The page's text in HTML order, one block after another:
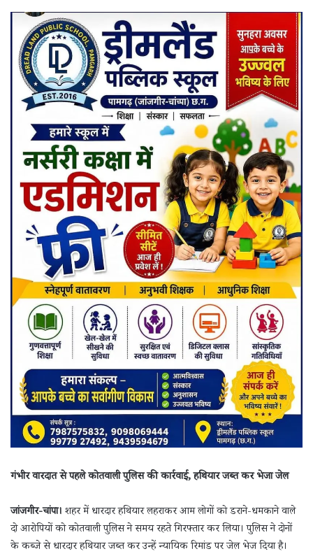
गंभीर वारदात से पहले कोतवाली पुलिस की कार्रवाई, हथियार जब्त कर भेजा जेल
जांजगीर-चांपा। शहर में धारदार हथियार लहराकर आम लोगों को डराने-धमकाने वाले
दो आरोपियों को कोतवाली पुलिस ने समय रहते गिरफ्तार कर लिया। पुलिस ने दोनों
के कब्जे से धारदार हथियार जब्त कर उन्हें न्यायिक रिमांड पर जेल भेज दिया है।